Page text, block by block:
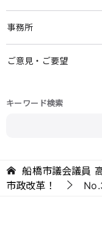
事務所
ご意見・ご要望
キーワード検索
船橋市議会議員
市政改革！